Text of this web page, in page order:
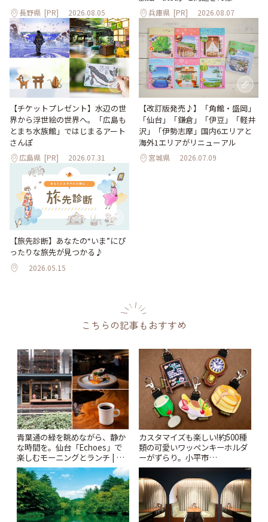
長野県 [PR] 2026.08.05 兵庫県 [PR] 2026.08.07
【チケットプレゼント】水辺の世
界から浮世絵の世界へ。「広島も
とまち水族館」ではじまるアート
さんぽ
広島県 [PR] 2026.07.31
【改訂版発売♪】「角館・盛岡」
「仙台」「鎌倉」「伊豆」「軽井
沢」「伊勢志摩」国内6エリアと
海外1エリアがリニューアル
宮城県 2026.07.09
【旅先診断】あなたの“いま”にぴ
ったりな旅先が見つかる♪
2026.05.15
こちらの記事もおすすめ
青葉通の緑を眺めながら、静か
な時間を。仙台「Echoes」で
楽しむモーニングとランチ | こ
とりっぷ
カスタマイズも楽しい!約500種
類の可愛いワッペンキーホルダ
ーがずらり。小平市
「Kimamaya T&K」 | ことりっ
ぷ